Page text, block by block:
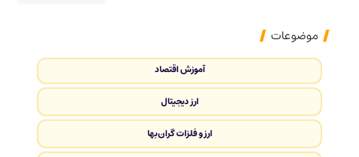
موضوعات
آموزش اقتصاد
ارز دیجیتال
ارز و فلزات گران‌بها